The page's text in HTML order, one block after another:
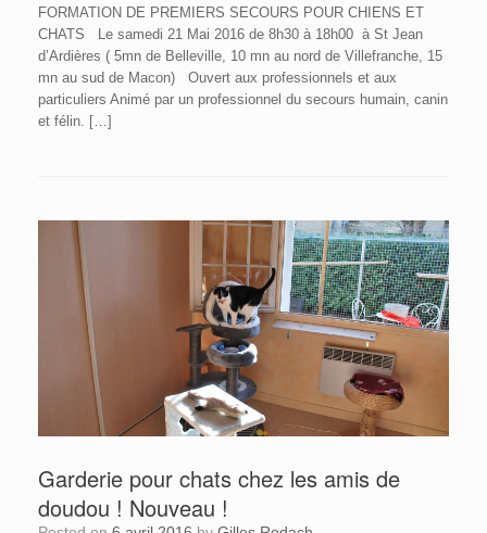
FORMATION DE PREMIERS SECOURS POUR CHIENS ET
CHATS Le samedi 21 Mai 2016 de 8h30 à 18h00 à St Jean
d’Ardières ( 5mn de Belleville, 10 mn au nord de Villefranche, 15
mn au sud de Macon) Ouvert aux professionnels et aux
particuliers Animé par un professionnel du secours humain, canin
et félin. […]
Garderie pour chats chez les amis de
doudou ! Nouveau !